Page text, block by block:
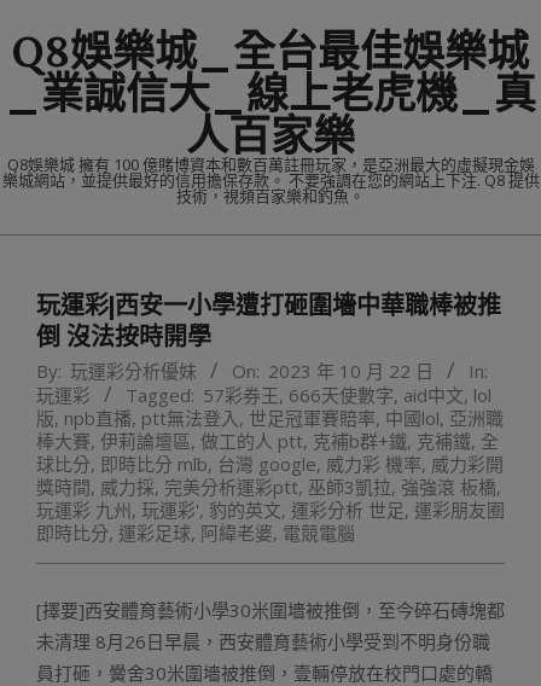
to
content
Q8娛樂城_全台最佳娛樂城
_業誠信大_線上老虎機_真
人百家樂
Q8娛樂城 擁有 100 億賭博資本和數百萬註冊玩家，是亞洲最大的虛擬現金娛
樂城網站，並提供最好的信用擔保存款。 不要強調在您的網站上下注. Q8 提供
技術，視頻百家樂和釣魚。
Menu玩運彩|西安一小學遭打砸圍墻中華職棒被推
倒 沒法按時開學
By: 玩運彩分析優妹 On: 2023 年 10 月 22 日
In:
玩運彩
Tagged: 57彩券王, 666天使數字, aid中文, lol
版, npb直播, ptt無法登入, 世足冠軍賽賠率, 中國lol, 亞洲職
棒大賽, 伊莉論壇區, 做工的人 ptt, 克補b群+鐵, 克補鐵, 全
球比分, 即時比分 mlb, 台灣 google, 威力彩 機率, 威力彩開
獎時間, 威力採, 完美分析運彩ptt, 巫師3凱拉, 強強滾 板橋,
玩運彩 九州, 玩運彩', 豹的英文, 運彩分析 世足, 運彩朋友圈
即時比分, 運彩足球, 阿緯老婆, 電競電腦
[擇要]西安體育藝術小學30米圍墻被推倒，至今碎石磚塊都
未清理 8月26日早晨，西安體育藝術小學受到不明身份職
員打砸，黌舍30米圍墻被推倒，壹輛停放在校門口處的轎